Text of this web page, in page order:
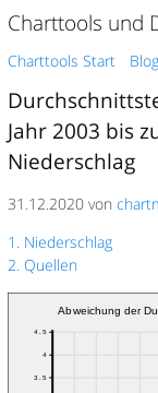
Charttools und
Charttools Start Blog
Jahr 2003 bis
Niederschlag
31.12.2020 von
1. Niederschlag
2. Quellen